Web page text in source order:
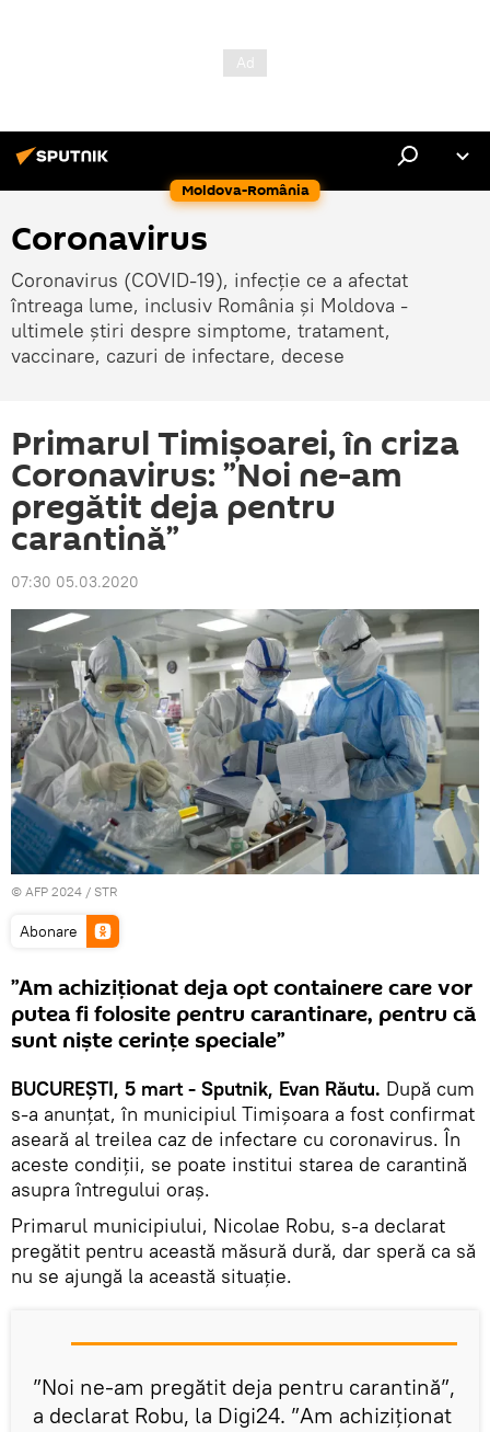
Moldova-România
Coronavirus
Coronavirus (COVID-19), infecție ce a afectat
întreaga lume, inclusiv România și Moldova -
ultimele știri despre simptome, tratament,
vaccinare, cazuri de infectare, decese
Primarul Timișoarei, în criza
Coronavirus: ”Noi ne-am
pregătit deja pentru
carantină”
07:30 05.03.2020
© AFP 2024 / STR
Abonare
”Am achiziționat deja opt containere care vor
putea fi folosite pentru carantinare, pentru că
sunt niște cerințe speciale”
BUCUREȘTI, 5 mart - Sputnik, Evan Răutu. După cum
s-a anunțat, în municipiul Timișoara a fost confirmat
aseară al treilea caz de infectare cu coronavirus. În
aceste condiții, se poate institui starea de carantină
asupra întregului oraș.
Primarul municipiului, Nicolae Robu, s-a declarat
pregătit pentru această măsură dură, dar speră ca să
nu se ajungă la această situație.
”Noi ne-am pregătit deja pentru carantină”,
a declarat Robu, la Digi24. ”Am achiziționat